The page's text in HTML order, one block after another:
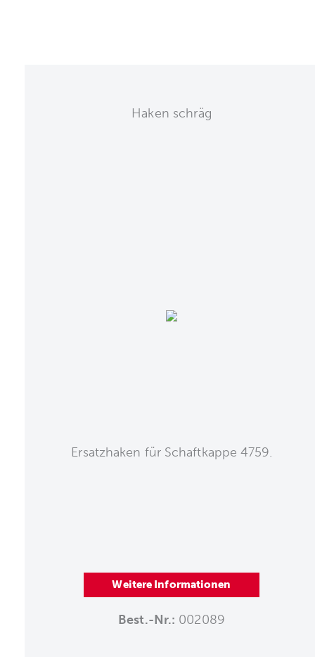
Haken schräg
Ersatzhaken für Schaftkappe 4759.
Weitere Informationen
Best.-Nr.: 002089